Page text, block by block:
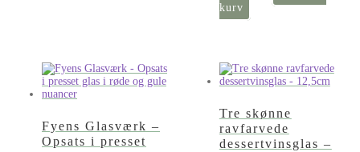
kurv
Fyens Glasværk –
Opsats i presset
Tre skønne
ravfarvede
dessertvinsglas –